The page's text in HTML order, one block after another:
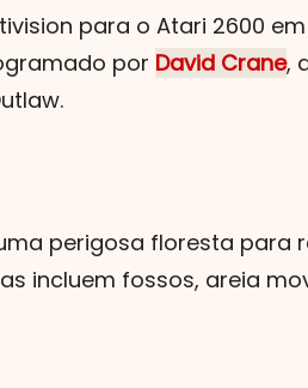
para o Atari 2600 em
por David Crane,
perigosa floresta para
incluem fossos, areia